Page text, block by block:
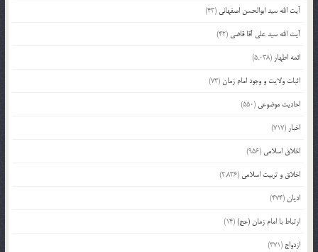
آیت الله سید ابوالحسن اصفهانی (43)
آیت الله سید علی آقا قاضی (42)
ائمه اطهار (5,038)
اثبات ولایت و وجود امام زمان(73)
احادیث موضوعی (550)
اخبار (717)
اخلاق اسلامی (956)
اخلاق و تربیت اسلامی (2,836)
ادیان(474)
ارتباط با امام زمان (عج)(14)
ازدواج (371)